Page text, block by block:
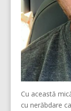
Cu această
cu nerăbdare